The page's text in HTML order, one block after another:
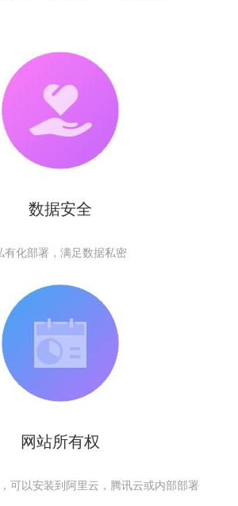
数据安全
有化部署，满足数据私密
网站所有权
可以安装到阿里云，腾讯云或内部部署